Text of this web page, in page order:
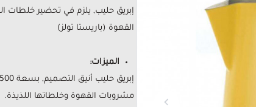
إبريق حليب, يلزم في تحضير خلطات
القهوة (باريستا تولز)
الميزات:
مشروبات القهوة وخلطاتها اللذيذة.